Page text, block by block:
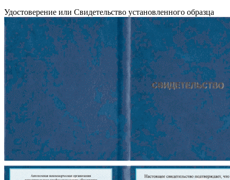
Удостоверение или Свидетельство установленного образца